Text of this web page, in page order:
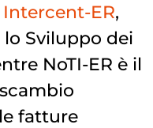
Intercent-ER,
Sviluppo dei
NoTI-ER è il
fatture